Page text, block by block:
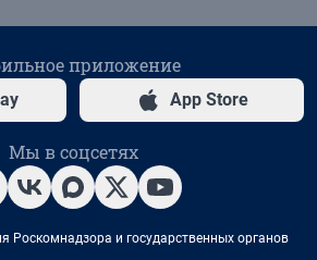
приложение
App Store
Мы в соцсетях
Роскомнадзора и государственных органов